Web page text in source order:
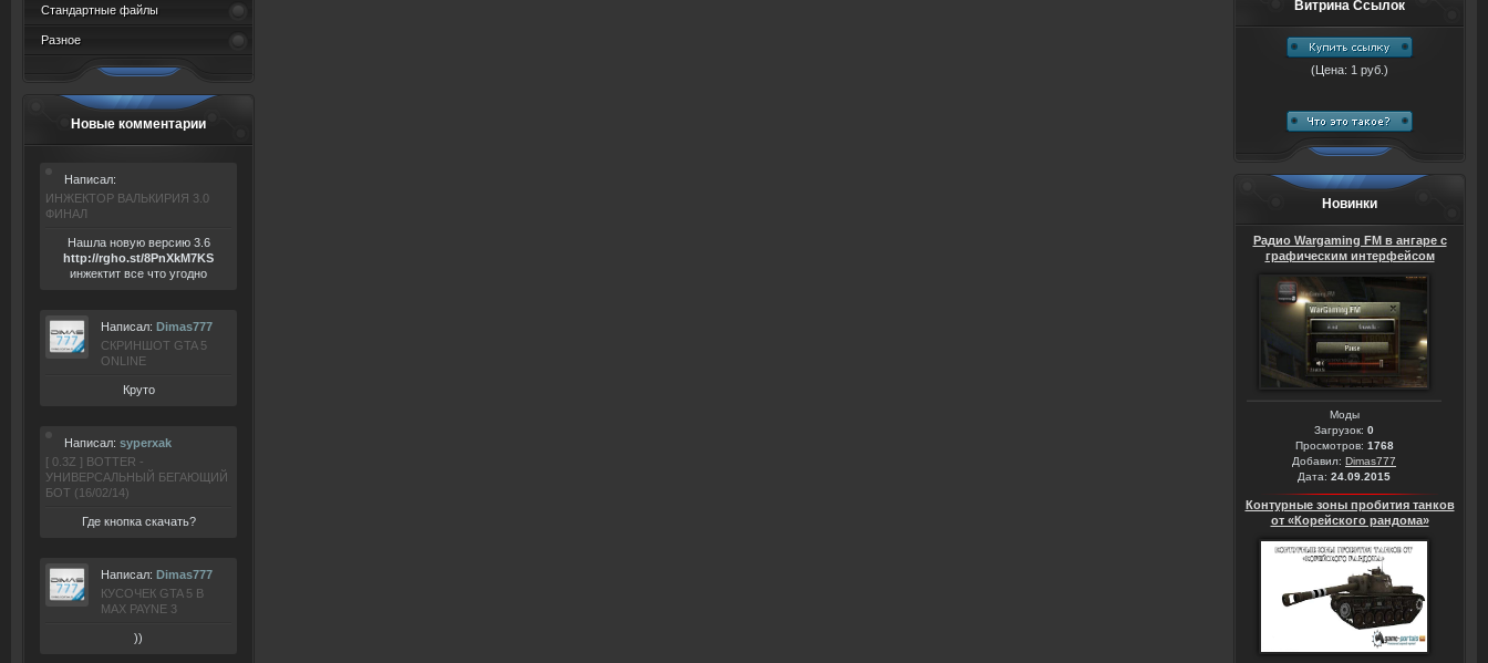
Стандартные файлы
Разное
Новые комментарии
Написал:
ИНЖЕКТОР ВАЛЬКИРИЯ 3.0
ФИНАЛ
Нашла новую версию 3.6
http://rgho.st/8PnXkM7KS
инжектит все что угодно
Написал: Dimas777
СКРИНШОТ GTA 5
ONLINE
Круто
Написал: syperxak
[ 0.3Z ] BOTTER -
УНИВЕРСАЛЬНЫЙ БЕГАЮЩИЙ
БОТ (16/02/14)
Где кнопка скачать?
Написал: Dimas777
КУСОЧЕК GTA 5 В
MAX PAYNE 3
))
Витрина Ссылок
(Цена: 1 руб.)
Новинки
Радио Wargaming FM в ангаре с
графическим интерфейсом
Моды
Загрузок: 0
Просмотров: 1768
Добавил: Dimas777
Дата: 24.09.2015
Контурные зоны пробития танков
от «Корейского рандома»